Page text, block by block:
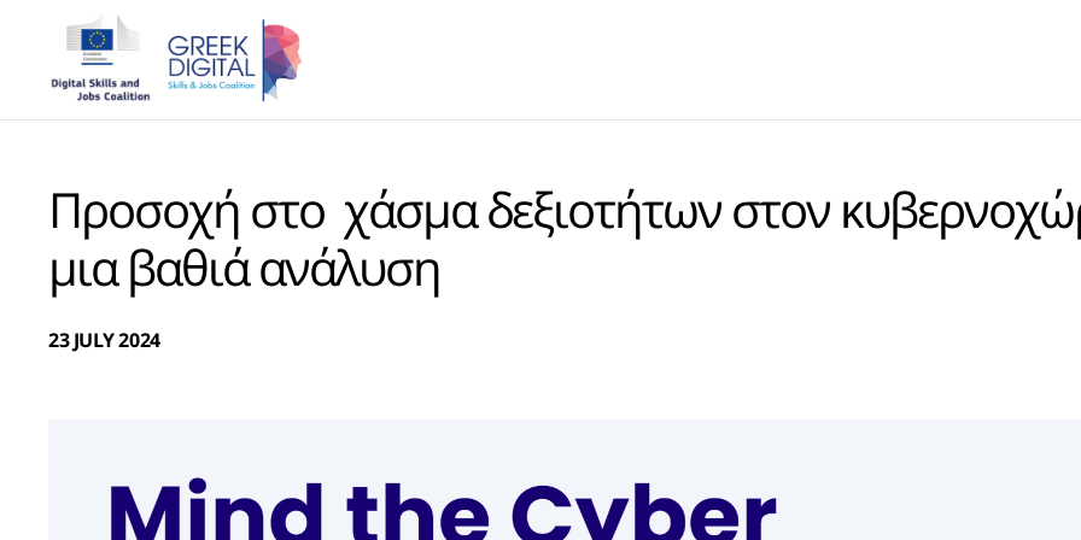
Προσοχή στο χάσμα δεξιοτήτων στον
μια βαθιά ανάλυση
23 JULY 2024